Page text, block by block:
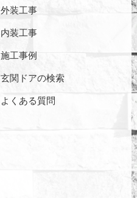
外装工事
内装工事
施工事例
玄関ドアの検索
よくある質問